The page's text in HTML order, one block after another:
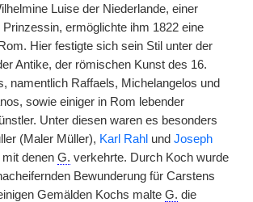
Luise der Niederlande, einer
ermöglichte ihm 1822 eine
Hier festigte sich sein Stil unter der
Antike, der römischen Kunst des 16.
namentlich Raffaels, Michelangelos und
sowie einiger in Rom lebender
Unter diesen waren es besonders
(Maler Müller), Karl Rahl und Joseph
mit denen G. verkehrte. Durch Koch wurde
Bewunderung für Carstens
Gemälden Kochs malte G. die